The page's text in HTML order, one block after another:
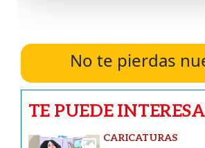
No te pierdas
TE PUEDE
CARICATURAS